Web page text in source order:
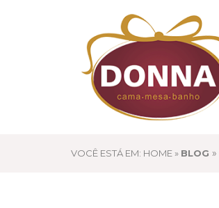
VOCÊ ESTÁ EM: HOME » BLOG »